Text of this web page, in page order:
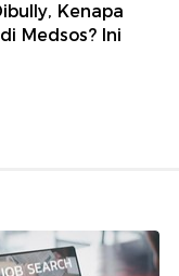
Kenapa
Medsos? Ini